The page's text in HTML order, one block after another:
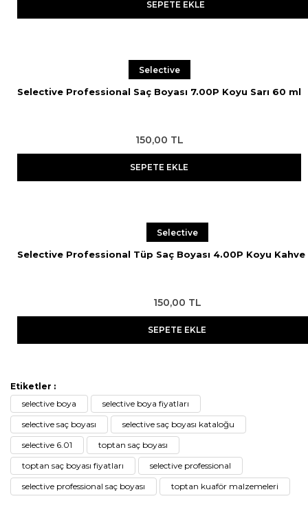
SEPETE EKLE
Selective
Selective Professional Saç Boyası 7.00P Koyu Sarı 60 ml
150,00 TL
SEPETE EKLE
Selective
Selective Professional Tüp Saç Boyası 4.00P Koyu
150,00 TL
SEPETE EKLE
Etiketler :
selective boya
selective boya fiyatları
selective saç boyası
selective saç boyası kataloğu
selective 6.01
toptan saç boyası
toptan saç boyası fiyatları
selective professional
selective professional saç boyası
toptan kuaför malzemeleri